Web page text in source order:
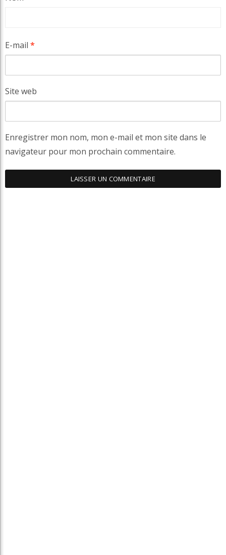
E-mail *
Site web
Enregistrer mon nom, mon e-mail et mon site dans le
navigateur pour mon prochain commentaire.